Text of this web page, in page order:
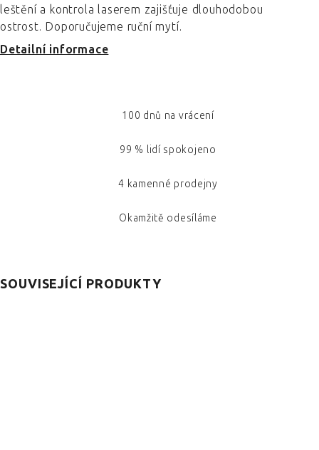
leštění a kontrola laserem zajišťuje dlouhodobou
ostrost. Doporučujeme ruční mytí.
Detailní informace
100 dnů na vrácení
99 % lidí spokojeno
4 kamenné prodejny
Okamžitě odesíláme
SOUVISEJÍCÍ PRODUKTY